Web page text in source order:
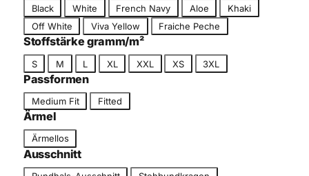
n
a
r
b
a
m
e
Black White French Navy Aloe
Khaki
Off White
Viva Yellow Fraiche Peche
Stoffstärke gramm/m²
r
ö
ß
e
S M L XL XXL XS 3XL
Passformen
a
s
s
f
Medium Fit Fitted
Ärmel
r
m
Ärmellos
Ausschnitt